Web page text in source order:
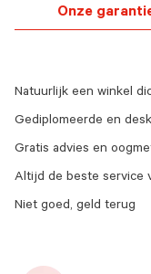
Onze
Natuurlijk een winkel
Gediplomeerde en
Gratis advies en
Altijd de beste service
Niet goed, geld terug